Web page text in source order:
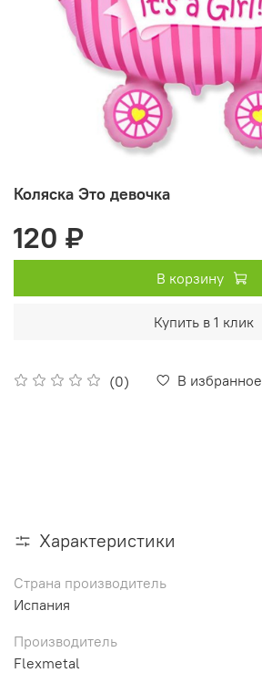
Коляска Это девочка
(0) В избранное
120 ₽
В корзину
Купить в 1 клик
Характеристики
Страна производитель
Испания
Производитель
Flexmetal